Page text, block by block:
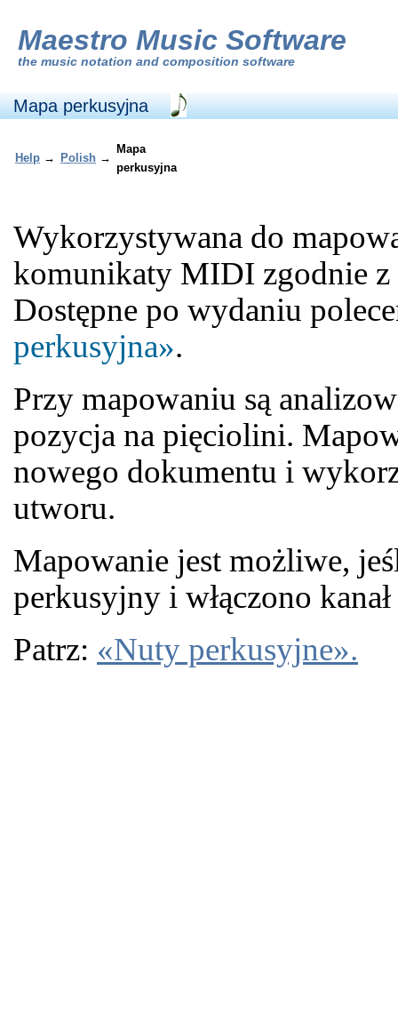
Maestro Music Software
the music notation and composition software
Mapa perkusyjna
Help → Polish →
Mapa
perkusyjna
Wykorzystywana do
komunikaty MIDI zgodnie
Dostępne po wydaniu
perkusyjna».
Przy mapowaniu są
pozycja na pięciolini.
nowego dokumentu i
utworu.
Mapowanie jest możliwe,
perkusyjny i włączono
Patrz: «Nuty perkusyjne».